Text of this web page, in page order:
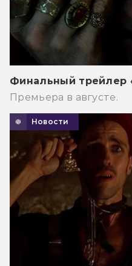
Финальный трейлер
Премьера в августе.
Новости